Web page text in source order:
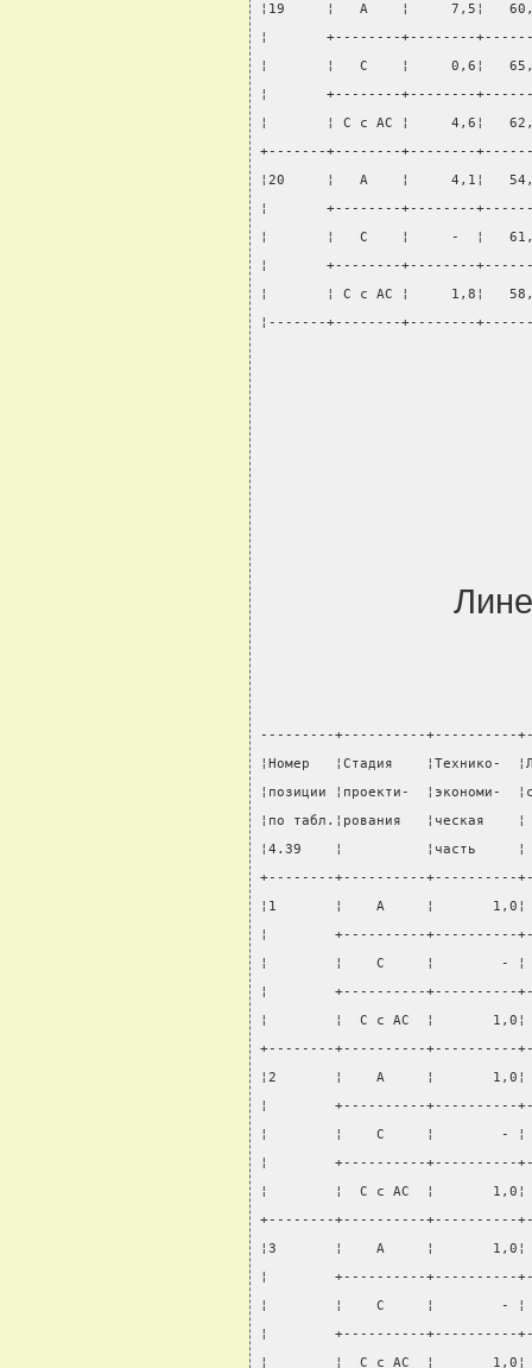
¦19     ¦   А    ¦     7,5¦
¦       +--------+--------
¦       ¦   С    ¦     0,6¦
¦       +--------+--------
¦       ¦ С с АС ¦     4,6¦
+-------+--------+--------
¦20     ¦   А    ¦     4,1¦
¦       +--------+--------
¦       ¦   С    ¦     -  ¦
¦       +--------+--------
¦       ¦ С с АС ¦     1,8¦
¦-------+--------+--------
---------+----------+----------
¦Номер   ¦Стадия    ¦Технико-
¦позиции ¦проекти-  ¦экономи-
¦по табл.¦рования   ¦ческая
¦4.39    ¦          ¦часть
+--------+----------+----------
¦1       ¦    А     ¦
¦        +----------+----------
¦        ¦    С     ¦        - ¦
¦        +----------+----------
¦        ¦  С с АС  ¦
+--------+----------+----------
¦2       ¦    А     ¦
¦        +----------+----------
¦        ¦    С     ¦        - ¦
¦        +----------+----------
¦        ¦  С с АС  ¦
+--------+----------+----------
¦3       ¦    А     ¦
¦        +----------+----------
¦        ¦    С     ¦        - ¦
¦        +----------+----------
¦        ¦  С с АС  ¦